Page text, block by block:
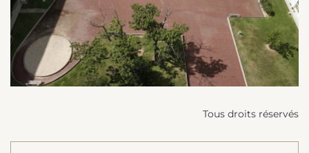
Tous droits réservés